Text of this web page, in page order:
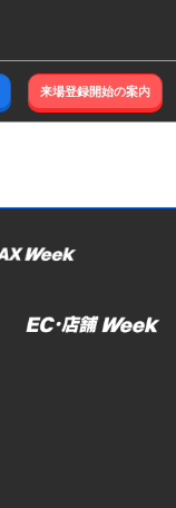
来場登録開始の案内